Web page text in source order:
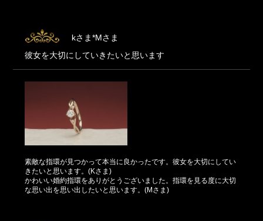
kさま*Mさま
彼女を大切にしていきたいと思います
素敵な指環が見つかって本当に良かったです。彼女を大切にしてい
きたいと思います。(Kさま)
かわいい婚約指環をありがとうございました。指環を見る度に大切
な思い出を思い出したいと思います。(Mさま)